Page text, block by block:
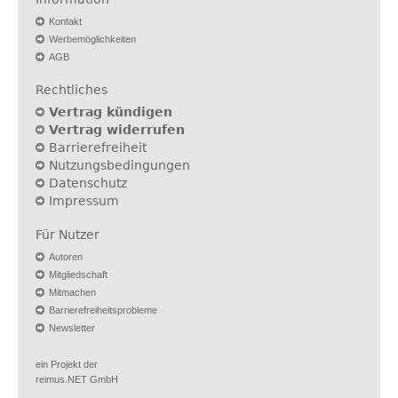
Kontakt
Werbemöglichkeiten
AGB
Rechtliches
Vertrag kündigen
Vertrag widerrufen
Barrierefreiheit
Nutzungsbedingungen
Datenschutz
Impressum
Für Nutzer
Autoren
Mitgliedschaft
Mitmachen
Barrierefreiheitsprobleme
Newsletter
ein Projekt der
reimus.NET GmbH